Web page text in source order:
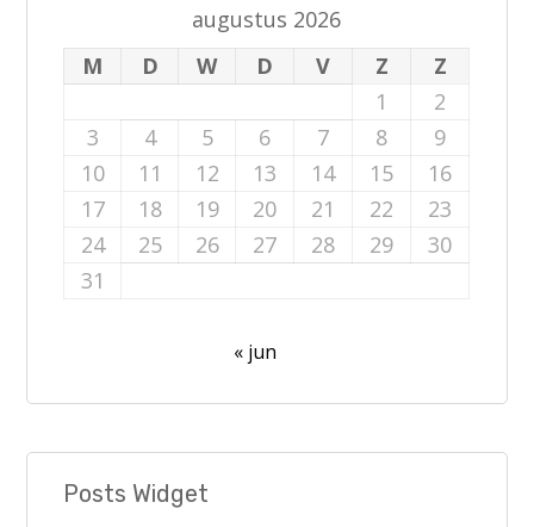
augustus 2026
M
D W D V Z
Z
1
2
3
4 5 6 7 8
9
10
11 12 13 14 15
16
17
18 19 20 21 22
23
24
25 26 27 28 29
30
31
« jun
Posts Widget